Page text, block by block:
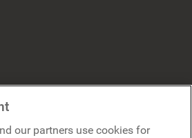
our partners use cookies for